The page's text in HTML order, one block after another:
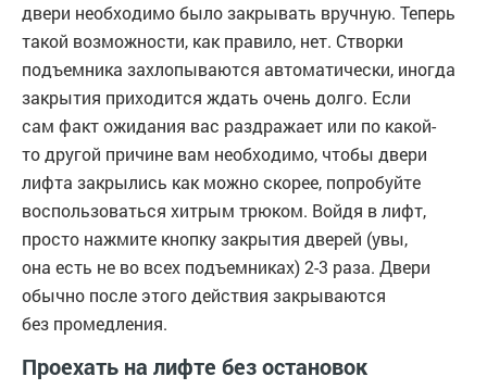
двери необходимо было закрывать вручную. Теперь
такой возможности, как правило, нет. Створки
подъемника захлопываются автоматически, иногда
закрытия приходится ждать очень долго. Если
сам факт ожидания вас раздражает или по какой-
то другой причине вам необходимо, чтобы двери
лифта закрылись как можно скорее, попробуйте
воспользоваться хитрым трюком. Войдя в лифт,
просто нажмите кнопку закрытия дверей (увы,
она есть не во всех подъемниках) 2-3 раза. Двери
обычно после этого действия закрываются
без промедления.
Проехать на лифте без остановок